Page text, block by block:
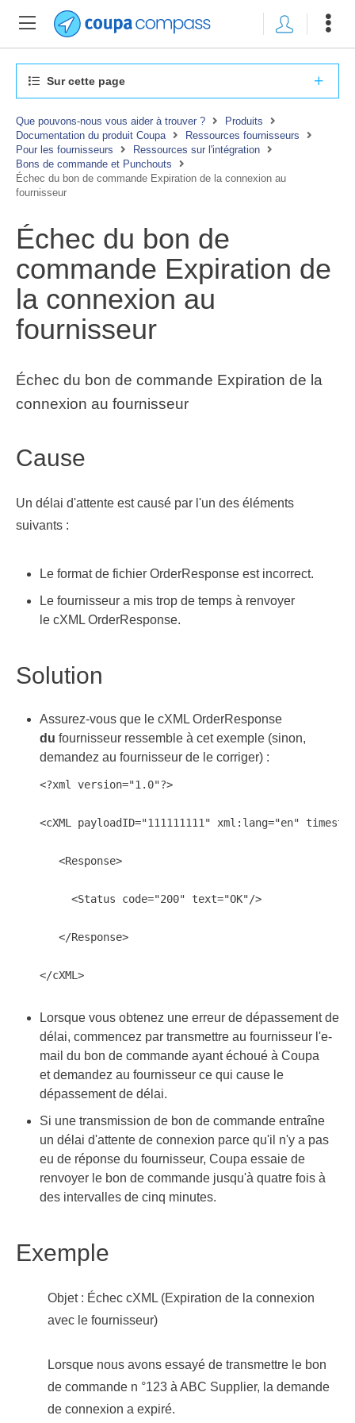
Sur cette page
Que pouvons-nous vous aider à trouver ?
Produits
Documentation du produit Coupa
Ressources fournisseurs
Pour les fournisseurs
Ressources sur l'intégration
Bons de commande et Punchouts
Échec du bon de commande Expiration de la connexion au
fournisseur
Échec du bon de
commande Expiration de
la connexion au
fournisseur
Échec du bon de commande Expiration de la
connexion au fournisseur
Cause
Un délai d'attente est causé par l'un des éléments
suivants :
Le format de fichier OrderResponse est incorrect.
Le fournisseur a mis trop de temps à renvoyer
le cXML OrderResponse.
Solution
Assurez-vous que le cXML OrderResponse
du fournisseur ressemble à cet exemple (sinon,
demandez au fournisseur de le corriger) :
<?xml version="1.0"?>
<cXML payloadID="111111111" xml:lang="en"
   <Response>
     <Status code="200" text="OK"/>
   </Response>
</cXML>
Lorsque vous obtenez une erreur de dépassement de
délai, commencez par transmettre au fournisseur l'e-
mail du bon de commande ayant échoué à Coupa
et demandez au fournisseur ce qui cause le
dépassement de délai.
Si une transmission de bon de commande entraîne
un délai d'attente de connexion parce qu'il n'y a pas
eu de réponse du fournisseur, Coupa essaie de
renvoyer le bon de commande jusqu'à quatre fois à
des intervalles de cinq minutes.
Exemple
Objet : Échec cXML (Expiration de la connexion
avec le fournisseur)
Lorsque nous avons essayé de transmettre le bon
de commande n °123 à ABC Supplier, la demande
de connexion a expiré.